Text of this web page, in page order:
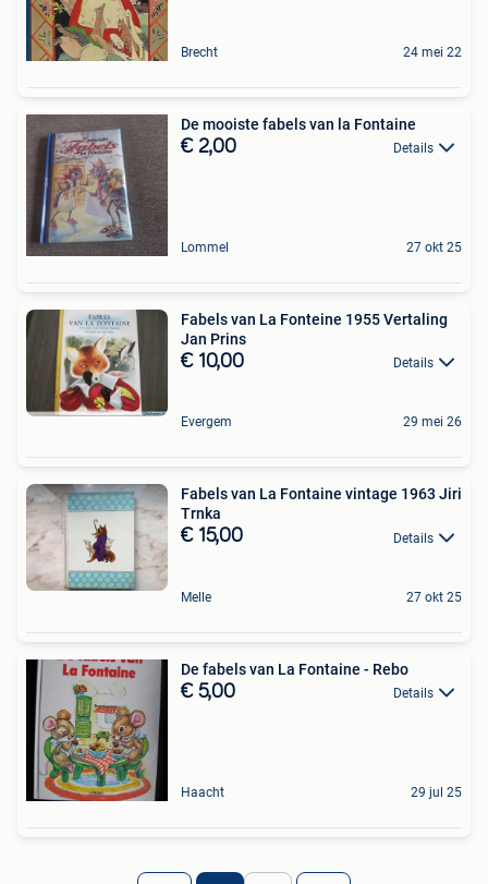
Brecht 24 mei 22
De mooiste fabels van la Fontaine
€ 2,00 Details
Lommel 27 okt 25
Fabels van La Fonteine 1955 Vertaling
Jan Prins
€ 10,00 Details
Evergem 29 mei 26
Fabels van La Fontaine vintage 1963 Jiri
Trnka
€ 15,00 Details
Melle 27 okt 25
De fabels van La Fontaine - Rebo
€ 5,00 Details
Haacht 29 jul 25